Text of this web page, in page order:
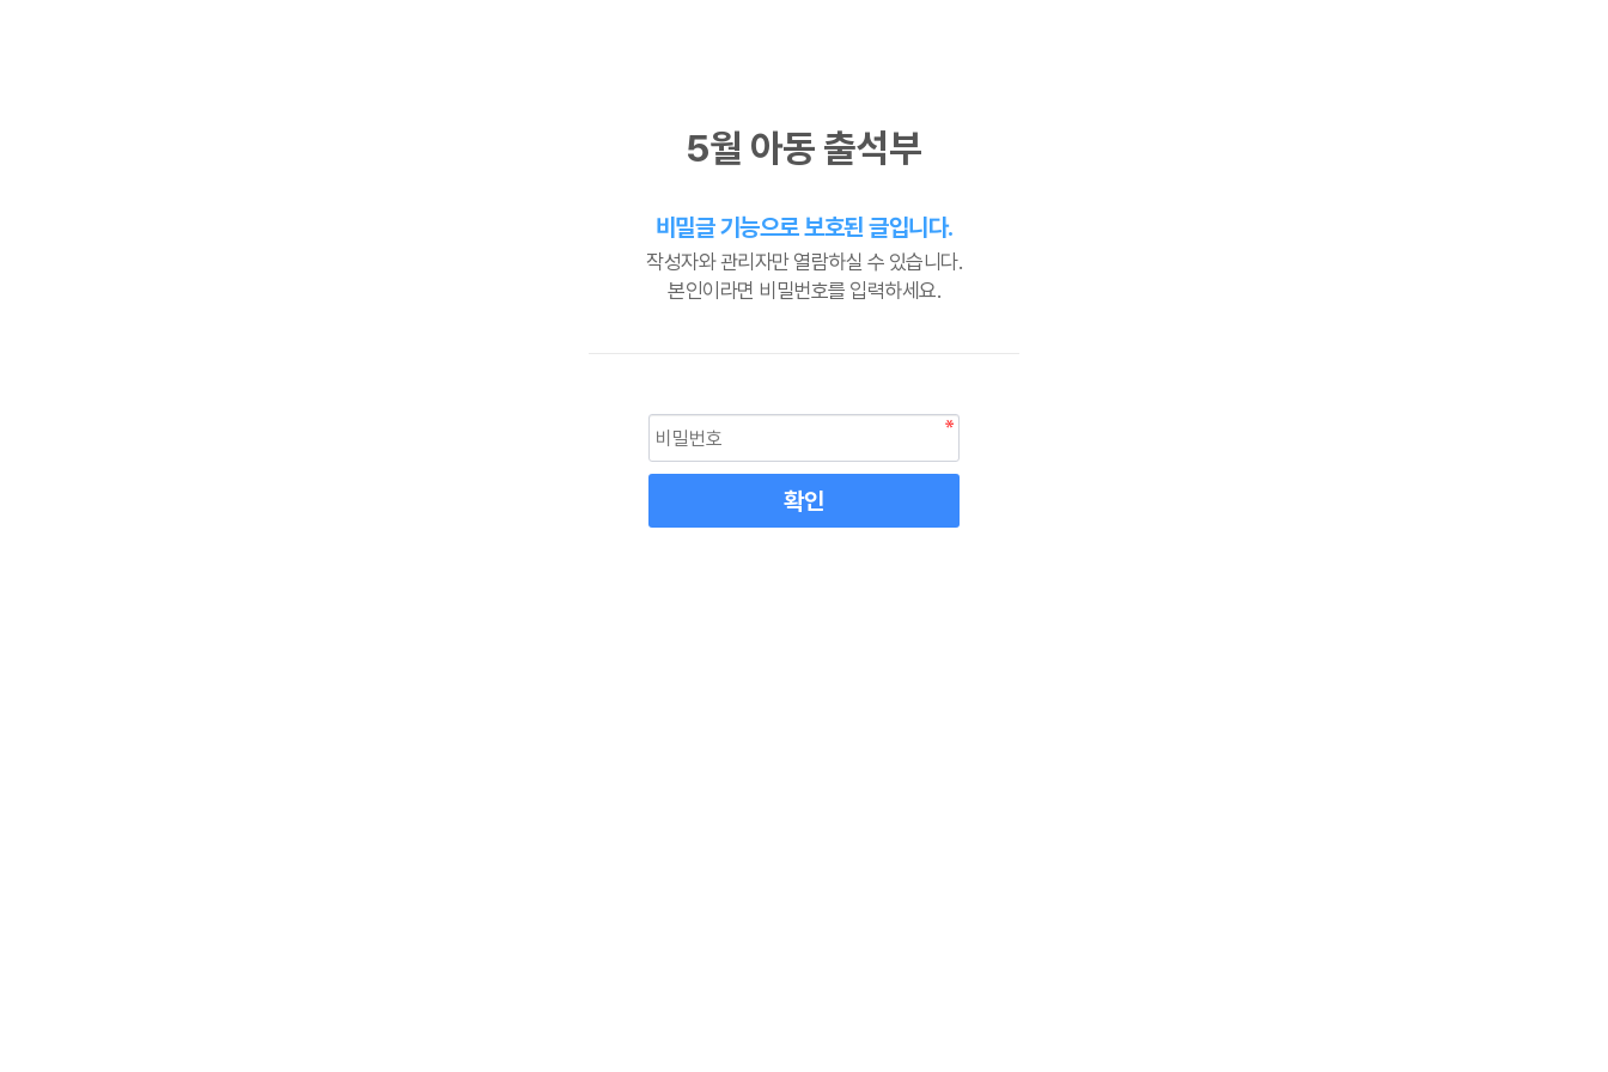
5월 아동 출석부
비밀글 기능으로 보호된 글입니다.
작성자와 관리자만 열람하실 수 있습니다.
본인이라면 비밀번호를 입력하세요.